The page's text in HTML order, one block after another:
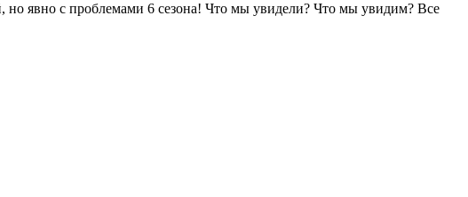
но явно с проблемами 6 сезона! Что мы увидели? Что мы увидим? Все